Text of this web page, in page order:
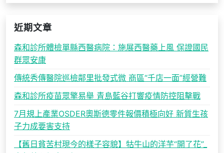
近期文章
森和診所體檢單縣西醫病院：施展西醫藥上風 保證國民
群眾安康
傳統秀傳醫院巡檢鄰里批發式微 商區“千店一面”經營難
森和診所疫苗眾擎易舉 青島藍谷打響疫情防控阻擊戰
7月規上產業OSDER奧斯德零件報價積極向好 新質生孩
子力成要害支持
【舊日貧苦村現今的樣子容貌】牯牛山的洋芋“開了花”_